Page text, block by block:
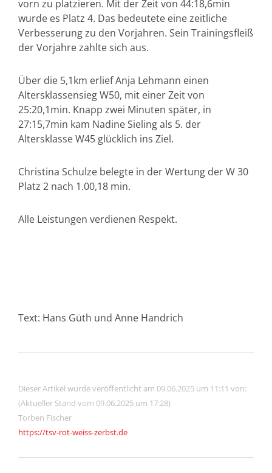
vorn zu platzieren. Mit der Zeit von 44:18,6min
wurde es Platz 4. Das bedeutete eine zeitliche
Verbesserung zu den Vorjahren. Sein Trainingsfleiß
der Vorjahre zahlte sich aus.
Über die 5,1km erlief Anja Lehmann einen
Altersklassensieg W50, mit einer Zeit von
25:20,1min. Knapp zwei Minuten später, in
27:15,7min kam Nadine Sieling als 5. der
Altersklasse W45 glücklich ins Ziel.
Christina Schulze belegte in der Wertung der W 30
Platz 2 nach 1.00,18 min.
Alle Leistungen verdienen Respekt.
Text: Hans Güth und Anne Handrich
Dieser Artikel wurde veröffentlicht am 09.06.2025 um 11:11 von:
(Aktueller Stand vom 09.06.2025 um 17:28)
Torben Fischer
https://tsv-rot-weiss-zerbst.de